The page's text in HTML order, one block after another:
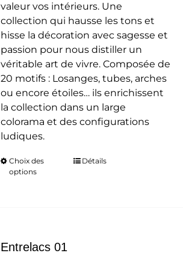
valeur vos intérieurs. Une
collection qui hausse les tons et
hisse la décoration avec sagesse et
passion pour nous distiller un
véritable art de vivre. Composée de
20 motifs : Losanges, tubes, arches
ou encore étoiles… ils enrichissent
la collection dans un large
colorama et des configurations
ludiques.
Choix des
options
CeDétails
Entrelacs 01